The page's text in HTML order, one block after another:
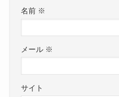
名前 ※
メール ※
サイト